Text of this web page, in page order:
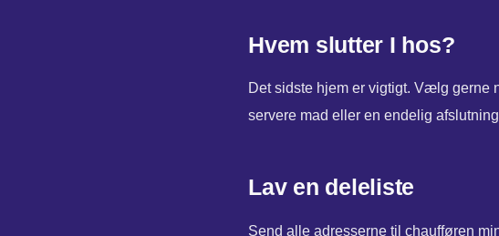
Hvem slutter I hos?
Det sidste hjem er vigtigt. Vælg gerne
servere mad eller en endelig
Lav en deleliste
Send alle adresserne til chaufføren